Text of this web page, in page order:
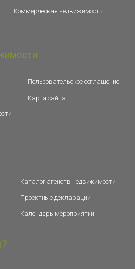
Коммерческая недвижимость
Пользовательское соглашение
Карта сайта
Каталог агенств недвижимости
Проектные декларации
Календарь мероприятий